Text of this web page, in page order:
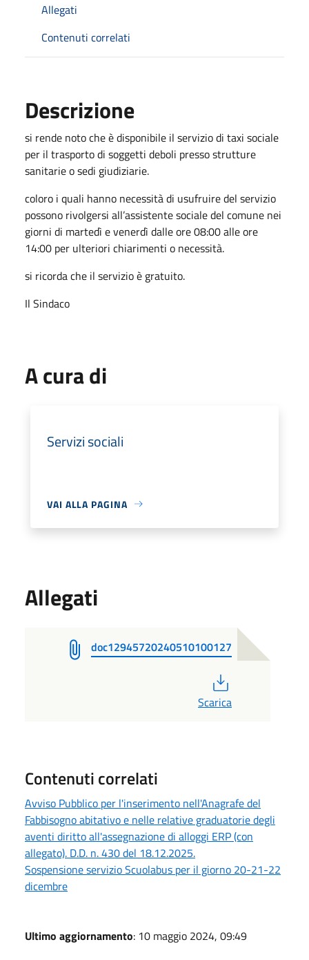
Allegati
Contenuti correlati
Descrizione
si rende noto che è disponibile il servizio di taxi sociale
per il trasporto di soggetti deboli presso strutture
sanitarie o sedi giudiziarie.
coloro i quali hanno necessità di usufruire del servizio
possono rivolgersi all’assistente sociale del comune nei
giorni di martedì e venerdì dalle ore 08:00 alle ore
14:00 per ulteriori chiarimenti o necessità.
si ricorda che il servizio è gratuito.
Il Sindaco
A cura di
Servizi sociali
VAI ALLA PAGINA
Allegati
doc12945720240510100127
Scarica
Contenuti correlati
Avviso Pubblico per l'inserimento nell'Anagrafe del
Fabbisogno abitativo e nelle relative graduatorie degli
aventi diritto all'assegnazione di alloggi ERP (con
allegato). D.D. n. 430 del 18.12.2025.
Sospensione servizio Scuolabus per il giorno 20-21-22
dicembre
Ultimo aggiornamento: 10 maggio 2024, 09:49